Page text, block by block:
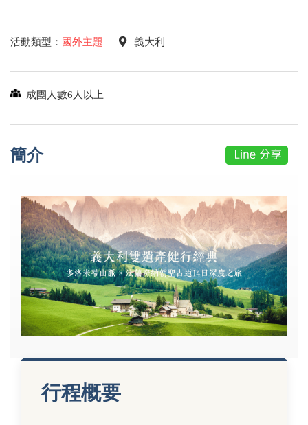
活動類型： 國外主題 義大利
成團人數6人以上
簡介
行程概要